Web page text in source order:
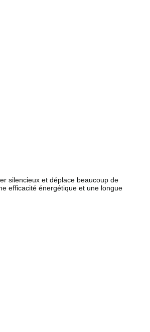
silencieux et déplace beaucoup de
efficacité énergétique et une longue